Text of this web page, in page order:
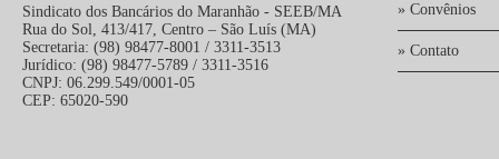
Sindicato dos Bancários do Maranhão - SEEB/MA
Rua do Sol, 413/417, Centro – São Luís (MA)
Secretaria: (98) 98477-8001 / 3311-3513
Jurídico: (98) 98477-5789 / 3311-3516
CNPJ: 06.299.549/0001-05
CEP: 65020-590
» Convênios
» Contato